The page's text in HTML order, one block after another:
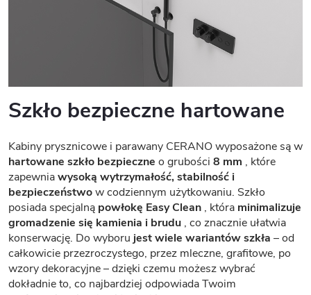
Szkło bezpieczne hartowane
Kabiny prysznicowe i parawany CERANO wyposażone są w
hartowane szkło bezpieczne o grubości 8 mm , które
zapewniawysoką wytrzymałość, stabilność i
bezpieczeństwow codziennym użytkowaniu. Szkło
posiada specjalną powłokę Easy Clean , która minimalizuje
gromadzenie się kamienia i brudu , co znacznie ułatwia
konserwację. Do wyboru jest wiele wariantów szkła – od
całkowicie przezroczystego, przez mleczne, grafitowe, po
wzory dekoracyjne – dzięki czemu możesz wybrać
dokładnie to, co najbardziej odpowiada Twoim